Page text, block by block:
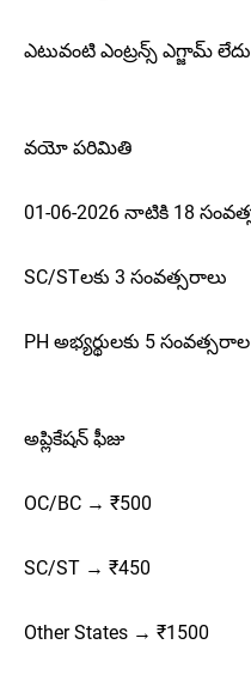
ఎటువంటి ఎంట్రన్స్ ఎగ్జామ్ లేదు
వయో పరిమితి
01-06-2026 నాటికి 18
SC/STలకు 3 సంవత్సరాలు
PH అభ్యర్థులకు 5
అప్లికేషన్ ఫీజు
OC/BC → ₹500
SC/ST → ₹450
Other States → ₹1500